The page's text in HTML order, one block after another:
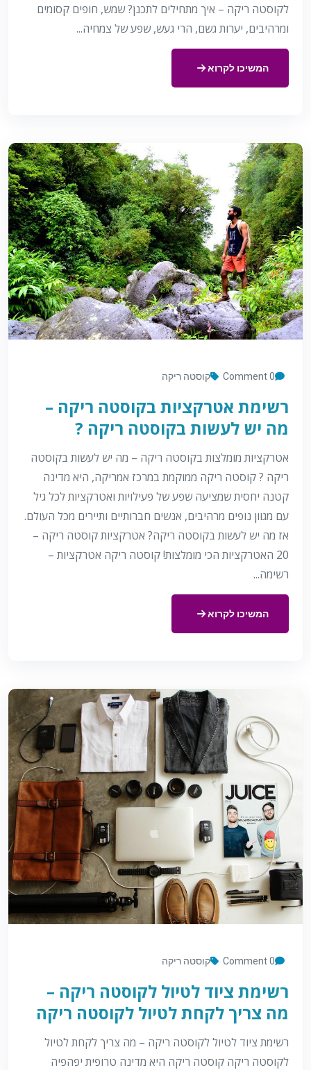
לקוסטה ריקה – איך מתחילים לתכנן? שמש, חופים קסומים
ומרהיבים, יערות גשם, הרי געש, שפע של צמחיה...
המשיכו לקרוא
0 Comment קוסטה ריקה
רשימת אטרקציות בקוסטה ריקה –
מה יש לעשות בקוסטה ריקה ?
אטרקציות מומלצות בקוסטה ריקה – מה יש לעשות בקוסטה
ריקה ? קוסטה ריקה ממוקמת במרכז אמריקה, היא מדינה
קטנה יחסית שמציעה שפע של פעילויות ואטרקציות לכל גיל
עם מגוון נופים מרהיבים, אנשים חברותיים ותיירים מכל העולם.
אז מה יש לעשות בקוסטה ריקה? אטרקציות קוסטה ריקה –
20 האטרקציות הכי מומלצות! קוסטה ריקה אטרקציות –
רשימה...
המשיכו לקרוא
0 Comment קוסטה ריקה
רשימת ציוד לטיול לקוסטה ריקה –
מה צריך לקחת לטיול לקוסטה ריקה
רשימת ציוד לטיול לקוסטה ריקה – מה צריך לקחת לטיול
לקוסטה ריקה קוסטה ריקה היא מדינה טרופית יפהפיה